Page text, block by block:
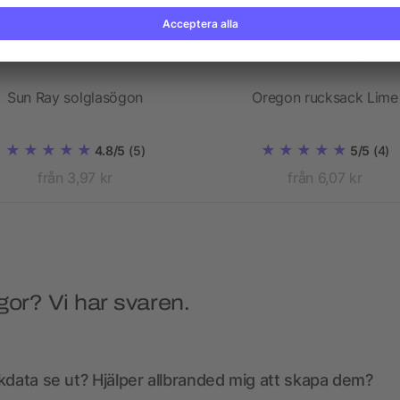
Sun Ray solglasögon
4.8/5 (5)
från 3,97 kr
Oregon rucksack Lime
5/5 (4)
från 6,07 kr
Vi har svaren.
se ut? Hjälper allbranded mig att skapa dem?